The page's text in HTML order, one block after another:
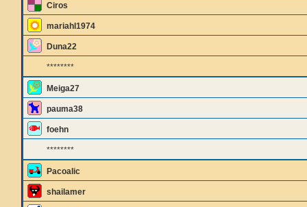
Ciros
mariahl1974
Duna22
********
Meiga27
pauma38
foehn
********
Pacoalic
shailamer